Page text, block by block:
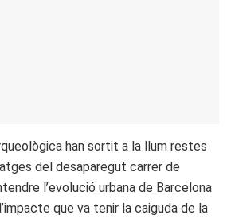
han sortit a la llum restes
del desaparegut carrer de
l’evolució urbana de Barcelona
que va tenir la caiguda de la